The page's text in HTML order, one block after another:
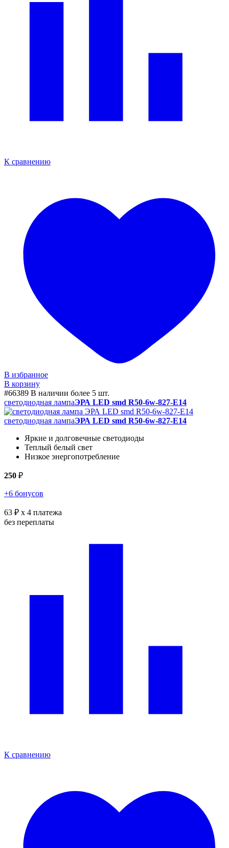
К сравнению
В избранное
В корзину
#66389 В наличии более 5 шт.
светодиодная лампаЭРА LED smd R50-6w-827-E14
светодиодная лампаЭРА LED smd R50-6w-827-E14
Яркие и долговечные светодиоды
Теплый белый свет
Низкое энергопотребление
250 ₽
+6 бонусов
63 ₽ x 4 платежа
без переплаты
К сравнению